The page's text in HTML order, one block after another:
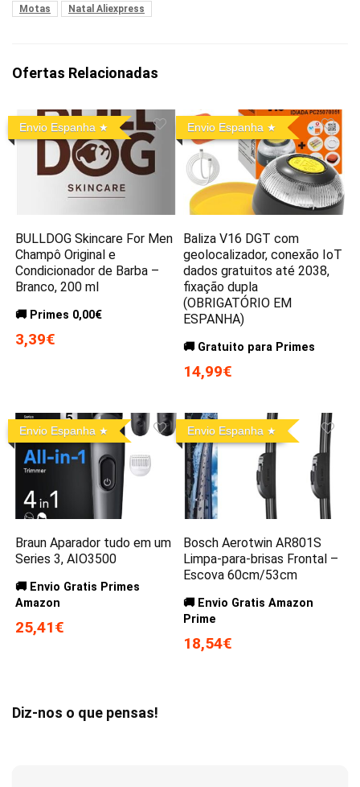
Motas Natal Aliexpress
Ofertas Relacionadas
Envio Espanha
BULLDOG Skincare For Men
Champô Original e
Condicionador de Barba –
Branco, 200 ml
🚚 Primes 0,00€
3,39€
Envio Espanha
Baliza V16 DGT com
geolocalizador, conexão IoT
dados gratuitos até 2038,
fixação dupla
(OBRIGATÓRIO EM
ESPANHA)
🚚 Gratuito para Primes
14,99€
Envio Espanha
Braun Aparador tudo em um
Series 3, AIO3500
🚚 Envio Gratis Primes
Amazon
25,41€
Envio Espanha
Bosch Aerotwin AR801S
Limpa-para-brisas Frontal –
Escova 60cm/53cm
🚚 Envio Gratis Amazon
Prime
18,54€
Diz-nos o que pensas!